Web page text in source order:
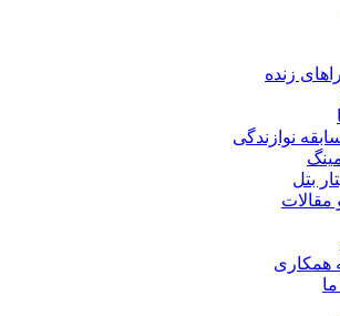
زنده
نوازندگی
بتل
همکاری